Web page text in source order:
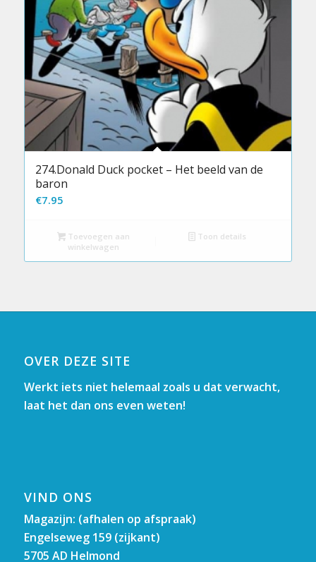
274.Donald Duck pocket – Het beeld van de
baron
€7.95
Toevoegen aan
winkelwagen
Toon details
OVER DEZE SITE
Werkt iets niet helemaal zoals u dat verwacht,
laat het dan ons even weten!
VIND ONS
Magazijn: (afhalen op afspraak)
Engelseweg 159 (zijkant)
5705 AD Helmond